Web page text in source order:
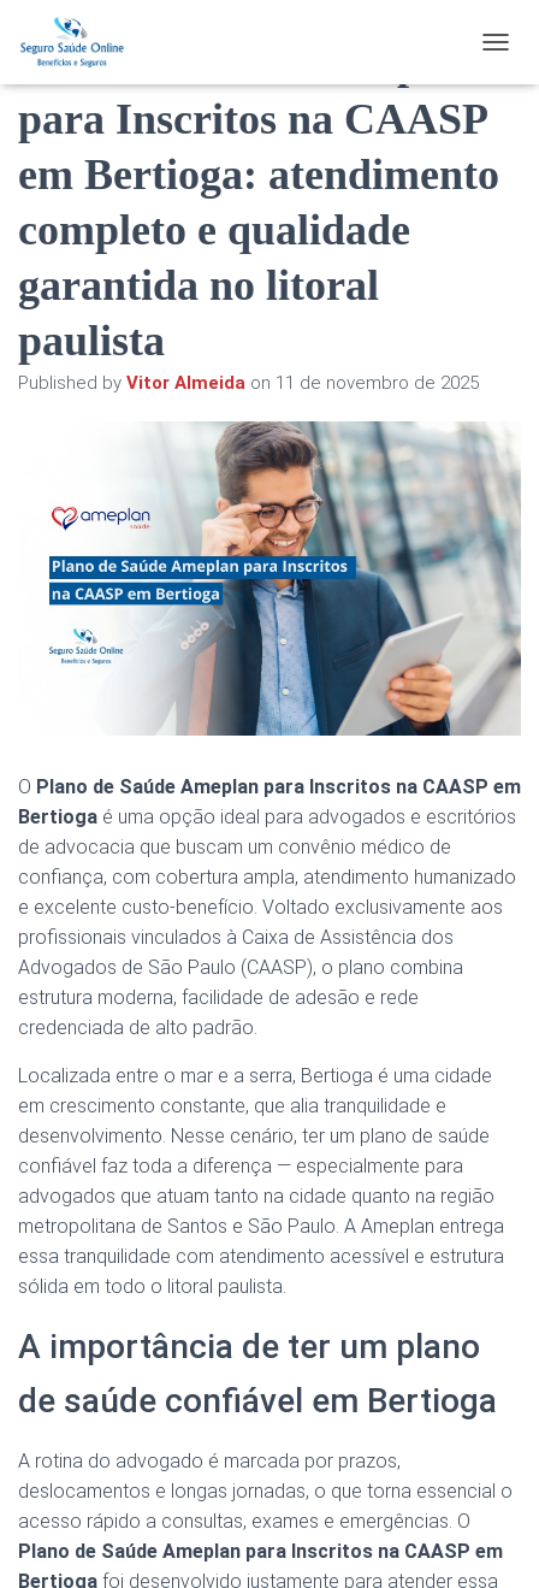
Plano de Saúde Ameplan
para Inscritos na CAASP
em Bertioga: atendimento
completo e qualidade
garantida no litoral
paulista
Published by Vitor Almeida on 11 de novembro de 2025
O Plano de Saúde Ameplan para Inscritos na CAASP em
Bertioga é uma opção ideal para advogados e escritórios
de advocacia que buscam um convênio médico de
confiança, com cobertura ampla, atendimento humanizado
e excelente custo-benefício. Voltado exclusivamente aos
profissionais vinculados à Caixa de Assistência dos
Advogados de São Paulo (CAASP), o plano combina
estrutura moderna, facilidade de adesão e rede
credenciada de alto padrão.
Localizada entre o mar e a serra, Bertioga é uma cidade
em crescimento constante, que alia tranquilidade e
desenvolvimento. Nesse cenário, ter um plano de saúde
confiável faz toda a diferença — especialmente para
advogados que atuam tanto na cidade quanto na região
metropolitana de Santos e São Paulo. A Ameplan entrega
essa tranquilidade com atendimento acessível e estrutura
sólida em todo o litoral paulista.
A importância de ter um plano
de saúde confiável em Bertioga
A rotina do advogado é marcada por prazos,
deslocamentos e longas jornadas, o que torna essencial o
acesso rápido a consultas, exames e emergências. O
Plano de Saúde Ameplan para Inscritos na CAASP em
Bertioga foi desenvolvido justamente para atender essa